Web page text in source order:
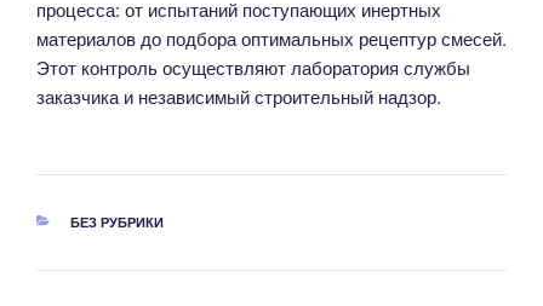
процесса: от испытаний поступающих инертных
материалов до подбора оптимальных рецептур смесей.
Этот контроль осуществляют лаборатория службы
заказчика и независимый строительный надзор.
РУБРИКИ
БЕЗ РУБРИКИ